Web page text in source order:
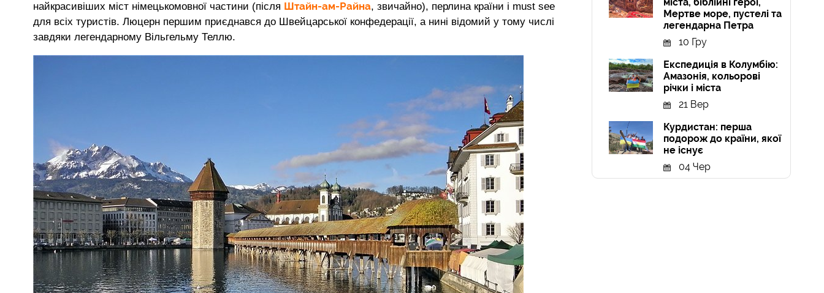
найкрасивіших міст німецькомовної частини (після Штайн-ам-Райна, звичайно), перлина країни і must see
для всіх туристів. Люцерн першим приєднався до Швейцарської конфедерації, а нині відомий у тому числі
завдяки легендарному Вільгельму Теллю.
Мертве море, пустелі та
легендарна Петра
10 Гру
Експедиція в Колумбію:
Амазонія, кольорові
річки і міста
21 Вер
Курдистан: перша
подорож до країни, якої
не існує
04 Чер